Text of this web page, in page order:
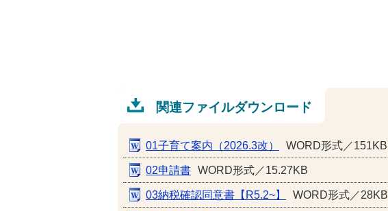
関連ファイルダウンロード
01子育て案内（2026.3改） WORD形式／151KB
02申請書 WORD形式／15.27KB
03納税確認同意書【R5.2~】 WORD形式／28KB